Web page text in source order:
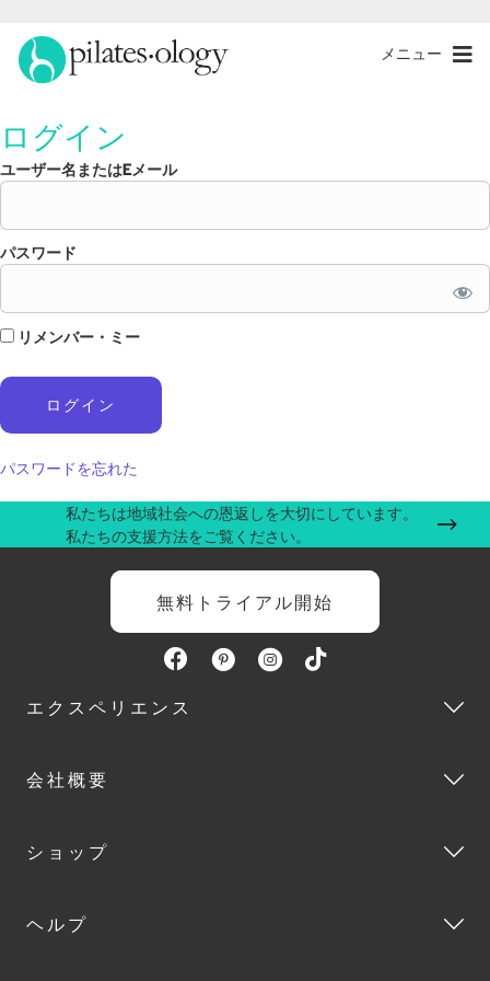
メニュー
ログイン
ユーザー名またはEメール
パスワード
リメンバー・ミー
パスワードを忘れた
私たちは地域社会への恩返しを大切にしています。
私たちの支援方法をご覧ください。
無料トライアル開始
エクスペリエンス
会社概要
ショップ
ヘルプ